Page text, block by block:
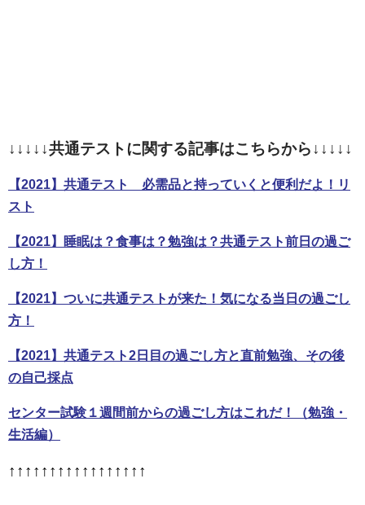
↓↓↓↓↓共通テストに関する記事はこちらから↓↓↓↓↓
【2021】共通テスト 必需品と持っていくと便利だよ！リ
スト
【2021】睡眠は？食事は？勉強は？共通テスト前日の過ご
し方！
【2021】ついに共通テストが来た！気になる当日の過ごし
方！
【2021】共通テスト2日目の過ごし方と直前勉強、その後
の自己採点
センター試験１週間前からの過ごし方はこれだ！（勉強・
生活編）
↑↑↑↑↑↑↑↑↑↑↑↑↑↑↑↑↑